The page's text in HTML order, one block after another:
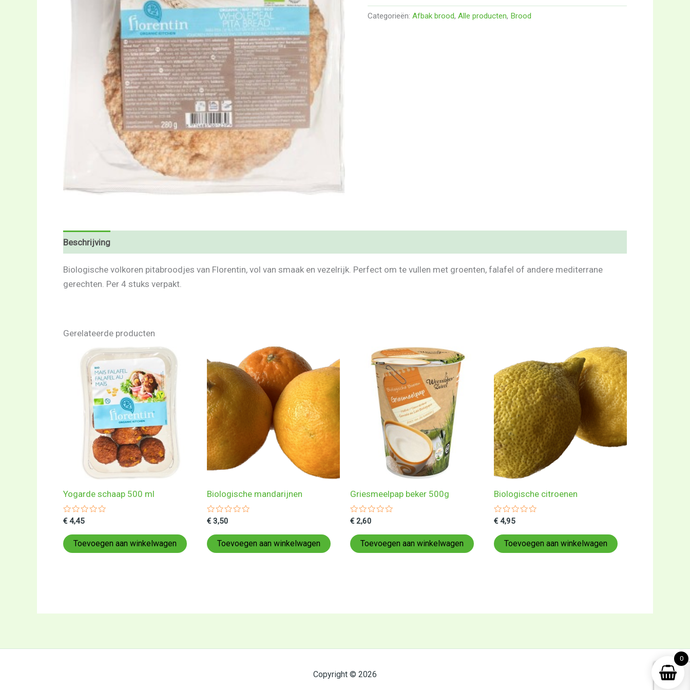
Categorieën: Afbak brood, Alle producten, Brood
Beschrijving
Biologische volkoren pitabroodjes van Florentin, vol van smaak en vezelrijk. Perfect om te vullen met groenten, falafel of andere mediterrane
gerechten. Per 4 stuks verpakt.
Gerelateerde producten
Yogarde schaap 500 ml
Gewaardeerd
uit
5
€ 4,45
Toevoegen aan winkelwagen
Biologische mandarijnen
Gewaardeerd
uit
5
€3,50
Toevoegen aan winkelwagen
Griesmeelpap beker 500g
Gewaardeerd
uit
5
€ 2,60
Toevoegen aan winkelwagen
Biologische citroenen
Gewaardeerd
uit
5
€4,95
Toevoegen aan winkelwagen
Copyright © 2026
0